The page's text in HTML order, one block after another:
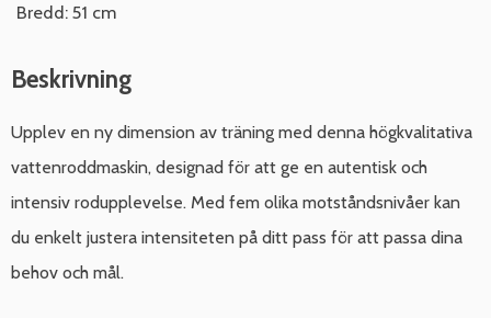
Bredd: 51 cm
Beskrivning
Upplev en ny dimension av träning med denna högkvalitativa
vattenroddmaskin, designad för att ge en autentisk och
intensiv rodupplevelse. Med fem olika motståndsnivåer kan
du enkelt justera intensiteten på ditt pass för att passa dina
behov och mål.